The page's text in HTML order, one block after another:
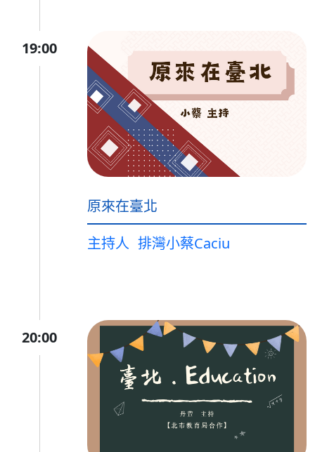
19:00
原來在臺北
主持人 排灣小蔡Caciu
20:00